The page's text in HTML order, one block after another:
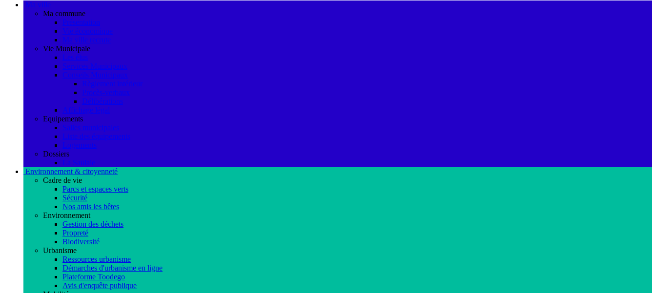
Ma ville
Ma commune
Présentation
Vie économique
Ma ville recrute
Vie Municipale
Les élus
Services Municipaux
Conseils Municipaux
Règlement intérieur
Procès-verbaux
Délibérations
Affichage légal
Equipements
Salles municipales
Liste des équipements
Logements
Dossiers
La Saulaie
Environnement & citoyenneté
Cadre de vie
Parcs et espaces verts
Sécurité
Nos amis les bêtes
Environnement
Gestion des déchets
Propreté
Biodiversité
Urbanisme
Ressources urbanisme
Démarches d'urbanisme en ligne
Plateforme Toodego
Avis d'enquête publique